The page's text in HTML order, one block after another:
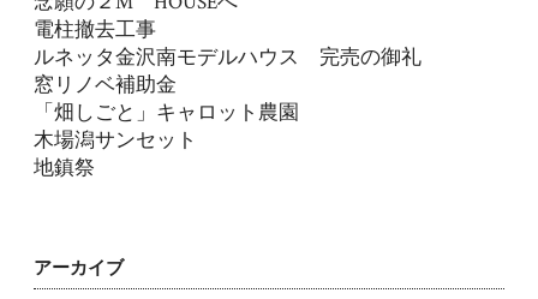
電柱撤去工事
ルネッタ金沢南モデルハウス 完売の御礼
窓リノベ補助金
「畑しごと」キャロット農園
木場潟サンセット
地鎮祭
アーカイブ